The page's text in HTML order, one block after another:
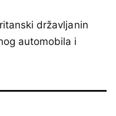
državljanin
automobila i